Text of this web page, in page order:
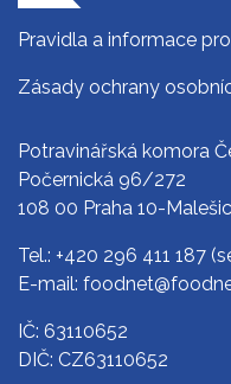
Pravidla a informace
Zásady ochrany
Potravinářská komora
Počernická 96/272
108 00 Praha 10-
Tel.: +420 296 411 187
E-mail:
IČ: 63110652
DIČ: CZ63110652